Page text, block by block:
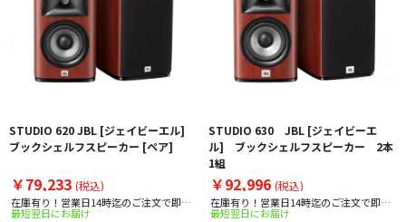
STUDIO 620 JBL [ジェイビーエル]
ブックシェルフスピーカー [ペア]
￥79,233 (税込)
在庫有り！営業日14時迄のご注文で即日
出荷！
最短翌日にお届け
STUDIO 630 JBL [ジェイビーエ
ル] ブックシェルフスピーカー 2本
1組
￥92,996 (税込)
在庫有り！営業日14時迄のご注文で即日
出荷！
最短翌日にお届け